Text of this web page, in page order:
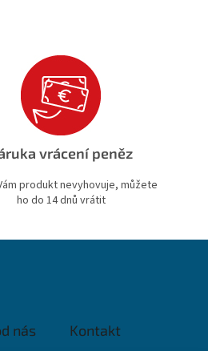
vrácení peněz
produkt nevyhovuje, můžete
ho do 14 dnů vrátit
nás Kontakt